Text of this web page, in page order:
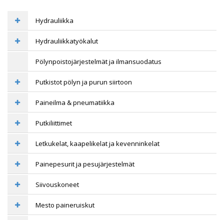
Hydrauliikka
Hydrauliikkatyökalut
Pölynpoistojärjestelmät ja ilmansuodatus
Putkistot pölyn ja purun siirtoon
Paineilma & pneumatiikka
Putkiliittimet
Letkukelat, kaapelikelat ja kevenninkelat
Painepesurit ja pesujärjestelmät
Siivouskoneet
Mesto paineruiskut